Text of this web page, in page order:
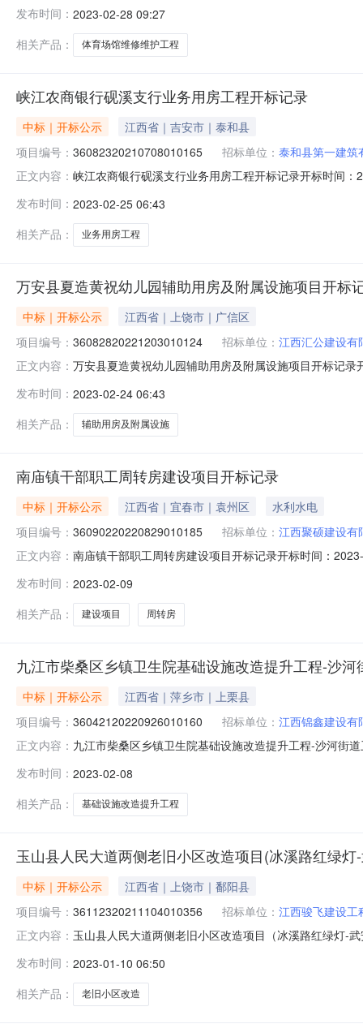
江西恒营景观建设有限公司;项目负责人:郭全湖;报价
发布时间： 2023-02-28 09:27
相关产品：
体育场馆维修维护工程
峡江农商银行砚溪支行业务用房工程开标记录
中标｜开标公示
江西省｜吉安市｜泰和县
项目编号： 36082320210708010165 招标单位： 泰和县第一建筑
正文内容： 峡江农商银行砚溪支行业务用房工程开标记录开标时间
间:ThuFeb2308:33:49CST2023,投标人名称:江西鸿彰建
发布时间： 2023-02-25 06:43
相关产品：
业务用房工程
万安县夏造黄祝幼儿园辅助用房及附属设施项目开标
中标｜开标公示
江西省｜上饶市｜广信区
项目编号： 36082820221203010124 招标单位： 江西汇公建设有
正文内容： 万安县夏造黄祝幼儿园辅助用房及附属设施项目开标记
间:WedFeb2213:09:26CST2023,投标人名称:江西晶沣
发布时间： 2023-02-24 06:43
相关产品：
辅助用房及附属设施
南庙镇干部职工周转房建设项目开标记录
中标｜开标公示 江西省｜宜春市｜袁州区
水利水电
项目编号： 36090220220829010185 招标单位： 江西聚硕建设有
正文内容： 南庙镇干部职工周转房建设项目开标记录开标时间：
间:WedFeb0811:04:58CST2023,投标人名称:江西昭萍
发布时间： 2023-02-09
相关产品：
建设项目 周转房
九江市柴桑区乡镇卫生院基础设施改造提升工程-沙
中标｜开标公示
江西省｜萍乡市｜上栗县
项目编号： 36042120220926010160 招标单位： 江西锦鑫建设有
正文内容： 九江市柴桑区乡镇卫生院基础设施改造提升工程-沙河街
投标人名称:江西长升建设工程有限公司;项目负责人:王
发布时间： 2023-02-08
相关产品：
基础设施改造提升工程
玉山县人民大道两侧老旧小区改造项目(冰溪路红绿
中标｜开标公示
江西省｜上饶市｜鄱阳县
项目编号： 36112320211104010356 招标单位： 江西骏飞建设工
正文内容： 玉山县人民大道两侧老旧小区改造项目（冰溪路红绿灯-
时间:FriJan0617:21:22CST2023,投标人名称:江西瑞锦
发布时间： 2023-01-10 06:50
相关产品：
老旧小区改造